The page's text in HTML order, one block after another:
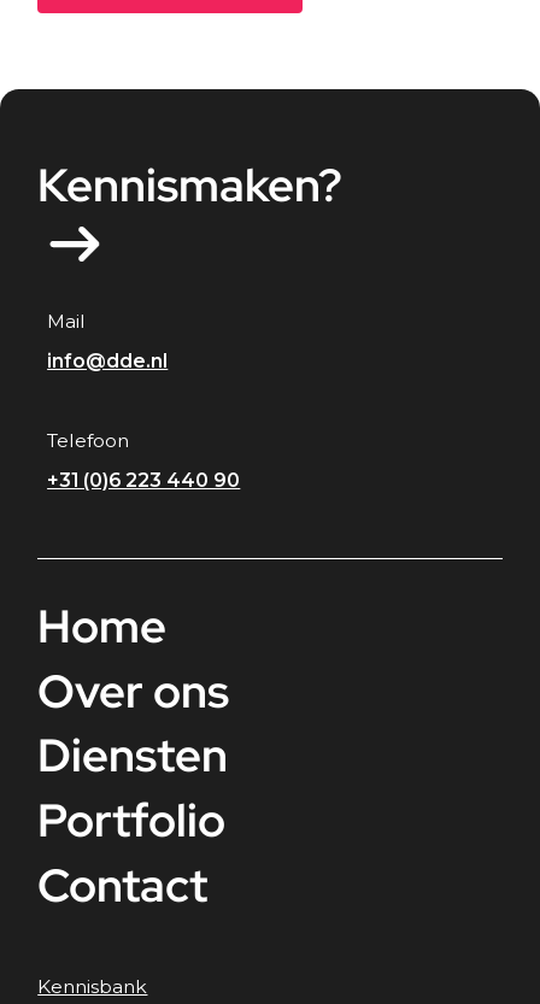
Kennismaken?
Mail
info@dde.nl
Telefoon
+31 (0)6 223 440 90
Home
Over ons
Diensten
Portfolio
Contact
Kennisbank